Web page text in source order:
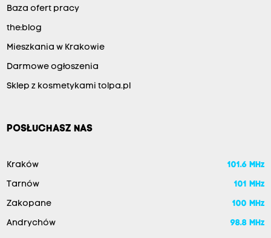
Baza ofert pracy
the:blog
Mieszkania w Krakowie
Darmowe ogłoszenia
Sklep z kosmetykami tolpa.pl
POSŁUCHASZ NAS
Kraków 101.6 MHz
Tarnów 101 MHz
Zakopane 100 MHz
Andrychów 98.8 MHz